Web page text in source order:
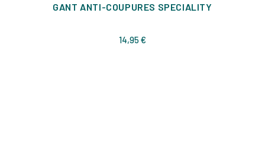
GANT ANTI-COUPURES SPECIALITY
14,95 €